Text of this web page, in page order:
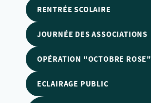
RENTRÉE SCOLAIRE
JOURNÉE DES ASSOCIATIONS
OPÉRATION "OCTOBRE ROSE"
ECLAIRAGE PUBLIC